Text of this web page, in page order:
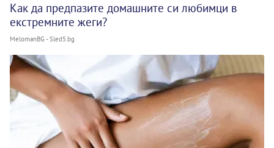
Как да предпазите домашните си любимци в
екстремните жеги?
MelomanBG - Sled5.bg